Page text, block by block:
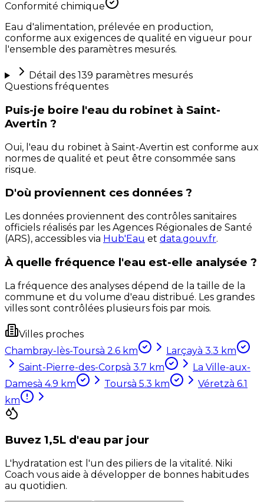
Conformité chimique
Eau d'alimentation, prélevée en production,
conforme aux exigences de qualité en vigueur pour
l'ensemble des paramètres mesurés.
Détail des 139 paramètres mesurés
Questions fréquentes
Puis-je boire l'eau du robinet à Saint-
Avertin ?
Oui, l'eau du robinet à Saint-Avertin est conforme aux
normes de qualité et peut être consommée sans
risque.
D'où proviennent ces données ?
Les données proviennent des contrôles sanitaires
officiels réalisés par les Agences Régionales de Santé
(ARS), accessibles via Hub'Eau et data.gouv.fr.
À quelle fréquence l'eau est-elle analysée ?
La fréquence des analyses dépend de la taille de la
commune et du volume d'eau distribué. Les grandes
villes sont contrôlées plusieurs fois par mois.
Villes proches
Chambray-lès-Toursà 2.6 km Larçayà 3.3 km
Saint-Pierre-des-Corpsà 3.7 km
La Ville-aux-
Damesà 4.9 km Toursà 5.3 km Véretzà 6.1
km
Buvez 1,5L d'eau par jour
L'hydratation est l'un des piliers de la vitalité. Niki
Coach vous aide à développer de bonnes habitudes
au quotidien.